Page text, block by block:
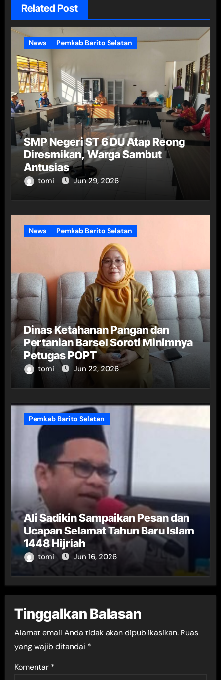
Related Post
News Pemkab Barito Selatan
SMP Negeri ST 6 DU Atap Reong
Diresmikan, Warga Sambut
Antusias
tomi Jun 29, 2026
News Pemkab Barito Selatan
Dinas Ketahanan Pangan dan
Pertanian Barsel Soroti Minimnya
Petugas POPT
tomi Jun 22, 2026
Pemkab Barito Selatan
Ali Sadikin Sampaikan Pesan dan
Ucapan Selamat Tahun Baru Islam
1448 Hijriah
tomi Jun 16, 2026
Tinggalkan Balasan
Alamat email Anda tidak akan dipublikasikan. Ruas
yang wajib ditandai *
Komentar *